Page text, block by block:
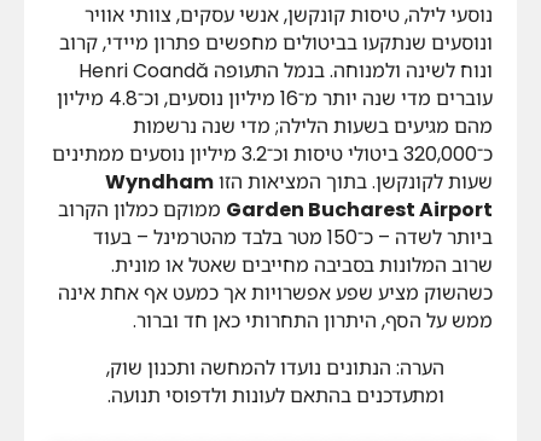
נוסעי לילה, טיסות קונקשן, אנשי עסקים, צוותי אוויר
ונוסעים שנתקעו בביטולים מחפשים פתרון מיידי, קרוב
ונוח לשינה ולמנוחה. בנמל התעופה Henri Coandă
עוברים מדי שנה יותר מ־16 מיליון נוסעים, וכ־4.8 מיליון
מהם מגיעים בשעות הלילה; מדי שנה נרשמות
כ־320,000 ביטולי טיסות וכ־3.2 מיליון נוסעים ממתינים
שעות לקונקשן. בתוך המציאות הזוWyndham
Garden Bucharest Airport ממוקם כמלון הקרוב
ביותר לשדה – כ־150 מטר בלבד מהטרמינל – בעוד
שרוב המלונות בסביבה מחייבים שאטל או מונית.
כשהשוק מציע שפע אפשרויות אך כמעט אף אחת אינה
ממש על הסף, היתרון התחרותי כאן חד וברור.
הערה: הנתונים נועדו להמחשה ותכנון שוק,
ומתעדכנים בהתאם לעונות ולדפוסי תנועה.